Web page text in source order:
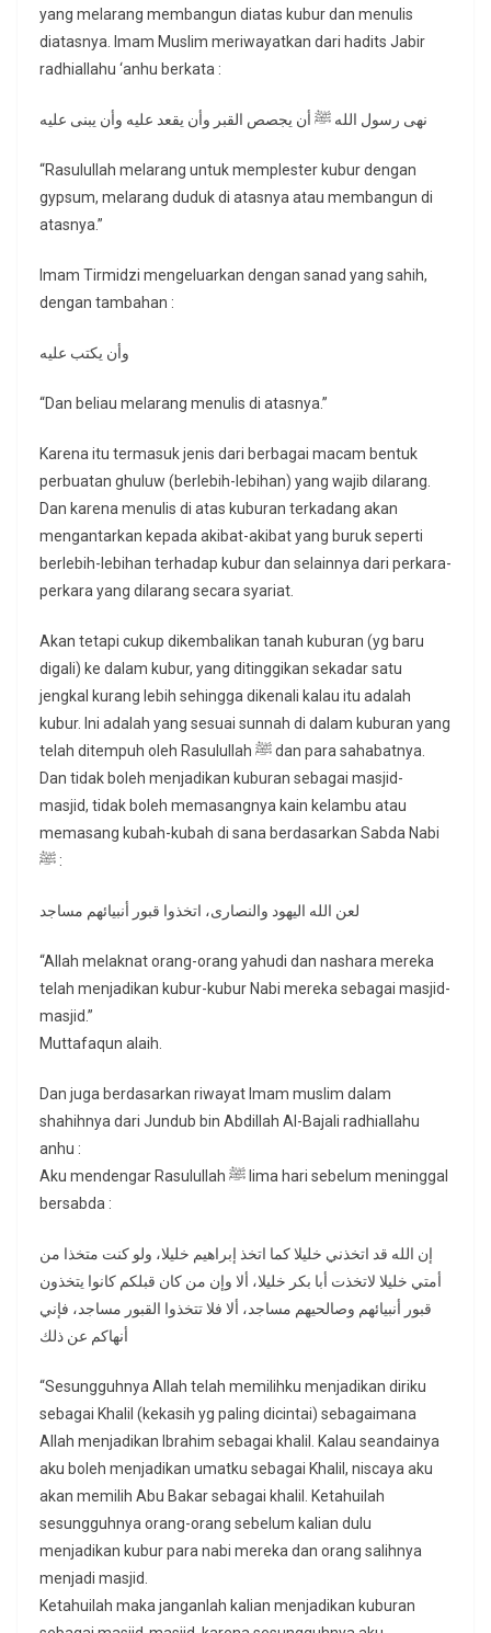
yang melarang membangun diatas kubur dan menulis
diatasnya. Imam Muslim meriwayatkan dari hadits Jabir
radhiallahu ‘anhu berkata :
نهى رسول الله ﷺ أن يجصص القبر وأن يقعد عليه وأن يبنى عليه
“Rasulullah melarang untuk memplester kubur dengan
gypsum, melarang duduk di atasnya atau membangun di
atasnya.”
Imam Tirmidzi mengeluarkan dengan sanad yang sahih,
dengan tambahan :
وأن يكتب عليه
“Dan beliau melarang menulis di atasnya.”
Karena itu termasuk jenis dari berbagai macam bentuk
perbuatan ghuluw (berlebih-lebihan) yang wajib dilarang.
Dan karena menulis di atas kuburan terkadang akan
mengantarkan kepada akibat-akibat yang buruk seperti
berlebih-lebihan terhadap kubur dan selainnya dari perkara-
perkara yang dilarang secara syariat.
Akan tetapi cukup dikembalikan tanah kuburan (yg baru
digali) ke dalam kubur, yang ditinggikan sekadar satu
jengkal kurang lebih sehingga dikenali kalau itu adalah
kubur. Ini adalah yang sesuai sunnah di dalam kuburan yang
telah ditempuh oleh Rasulullah ﷺ dan para sahabatnya.
Dan tidak boleh menjadikan kuburan sebagai masjid-
masjid, tidak boleh memasangnya kain kelambu atau
memasang kubah-kubah di sana berdasarkan Sabda Nabi
ﷺ :
لعن الله اليهود والنصارى، اتخذوا قبور أنبيائهم مساجد
“Allah melaknat orang-orang yahudi dan nashara mereka
telah menjadikan kubur-kubur Nabi mereka sebagai masjid-
masjid.”
Muttafaqun alaih.
Dan juga berdasarkan riwayat Imam muslim dalam
shahihnya dari Jundub bin Abdillah Al-Bajali radhiallahu
anhu :
Aku mendengar Rasulullah ﷺ lima hari sebelum meninggal
bersabda :
إن الله قد اتخذني خليلا كما اتخذ إبراهيم خليلا، ولو كنت متخذا من
أمتي خليلا لاتخذت أبا بكر خليلا، ألا وإن من كان قبلكم كانوا يتخذون
قبور أنبيائهم وصالحيهم مساجد، ألا فلا تتخذوا القبور مساجد، فإني
أنهاكم عن ذلك
“Sesungguhnya Allah telah memilihku menjadikan diriku
sebagai Khalil (kekasih yg paling dicintai) sebagaimana
Allah menjadikan Ibrahim sebagai khalil. Kalau seandainya
aku boleh menjadikan umatku sebagai Khalil, niscaya aku
akan memilih Abu Bakar sebagai khalil. Ketahuilah
sesungguhnya orang-orang sebelum kalian dulu
menjadikan kubur para nabi mereka dan orang salihnya
menjadi masjid.
Ketahuilah maka janganlah kalian menjadikan kuburan